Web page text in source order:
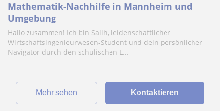
Mathematik-Nachhilfe in Mannheim und
Umgebung
Hallo zusammen! Ich bin Salih, leidenschaftlicher
Wirtschaftsingenieurwesen-Student und dein persönlicher
Navigator durch den schulischen L...
Mehr sehen Kontaktieren